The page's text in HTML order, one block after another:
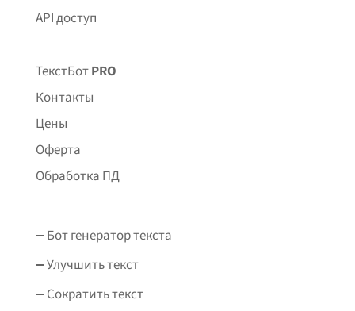
API доступ
ТекстБотPRO
Контакты
Цены
Оферта
Обработка ПД
Бот генератор текста
Улучшить текст
Сократить текст